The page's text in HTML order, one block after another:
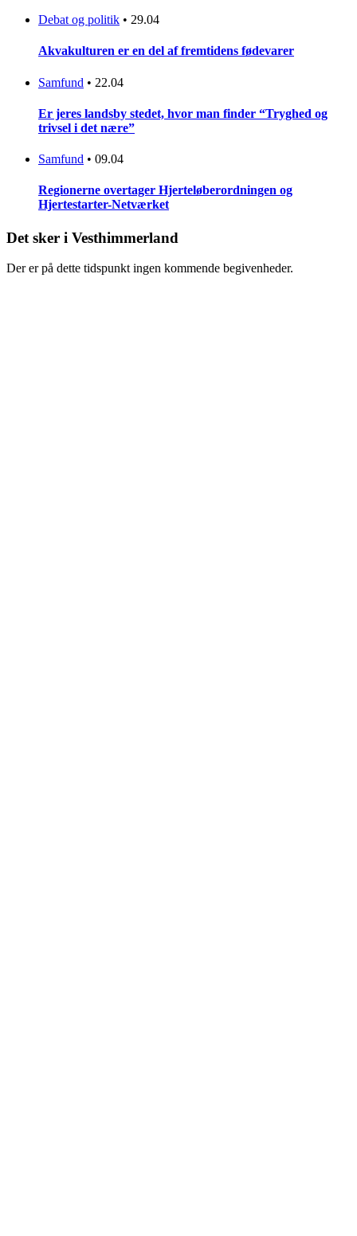
Debat og politik • 29.04
Akvakulturen er en del af fremtidens fødevarer
Samfund • 22.04
Er jeres landsby stedet, hvor man finder “Tryghed og
trivsel i det nære”
Samfund • 09.04
Regionerne overtager Hjerteløberordningen og
Hjertestarter-Netværket
Det sker i Vesthimmerland
Der er på dette tidspunkt ingen kommende begivenheder.